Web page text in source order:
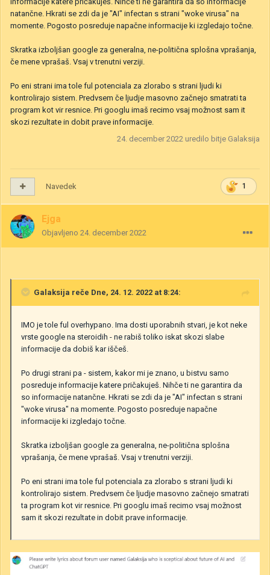
natančne. Hkrati se zdi da je "AI" infectan s strani "woke virusa" na
momente. Pogosto posreduje napačne informacije ki izgledajo točne.
Skratka izboljšan google za generalna, ne-politična splošna vprašanja,
če mene vprašaš. Vsaj v trenutni verziji.
Po eni strani ima tole ful potenciala za zlorabo s strani ljudi ki
kontrolirajo sistem. Predvsem če ljudje masovno začnejo smatrati ta
program kot vir resnice. Pri googlu imaš recimo vsaj možnost sam it
skozi rezultate in dobit prave informacije.
24. december 2022 uredilo bitje Galaksija
1
Navedek
Ejga
Objavljeno 24. december 2022
Galaksija reče Dne, 24. 12. 2022 at 8:24:
IMO je tole ful overhypano. Ima dosti uporabnih stvari, je kot neke
vrste google na steroidih - ne rabiš toliko iskat skozi slabe
informacije da dobiš kar iščeš.
Po drugi strani pa - sistem, kakor mi je znano, u bistvu samo
posreduje informacije katere pričakuješ. Nihče ti ne garantira da
so informacije natančne. Hkrati se zdi da je "AI" infectan s strani
"woke virusa" na momente. Pogosto posreduje napačne
informacije ki izgledajo točne.
Skratka izboljšan google za generalna, ne-politična splošna
vprašanja, če mene vprašaš. Vsaj v trenutni verziji.
Po eni strani ima tole ful potenciala za zlorabo s strani ljudi ki
kontrolirajo sistem. Predvsem če ljudje masovno začnejo smatrati
ta program kot vir resnice. Pri googlu imaš recimo vsaj možnost
sam it skozi rezultate in dobit prave informacije.